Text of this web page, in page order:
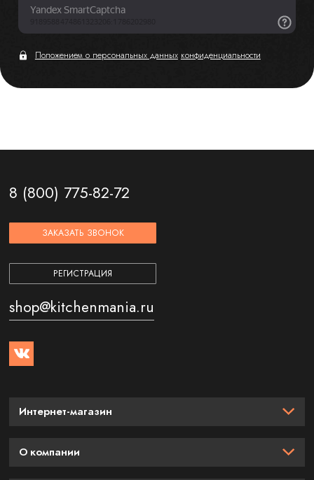
Положением о персональных данных конфиденциальности
8 (800) 775-82-72
ЗАКАЗАТЬ ЗВОНОК
РЕГИСТРАЦИЯ
shop@kitchenmania.ru
Интернет-магазин
О компании